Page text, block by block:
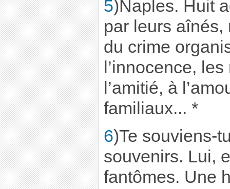
5)Naples. Huit
par leurs aînés,
du crime
l’innocence,
l’amitié, à
familiaux... *
6)Te souviens-
souvenirs. Lui,
fantômes. Une